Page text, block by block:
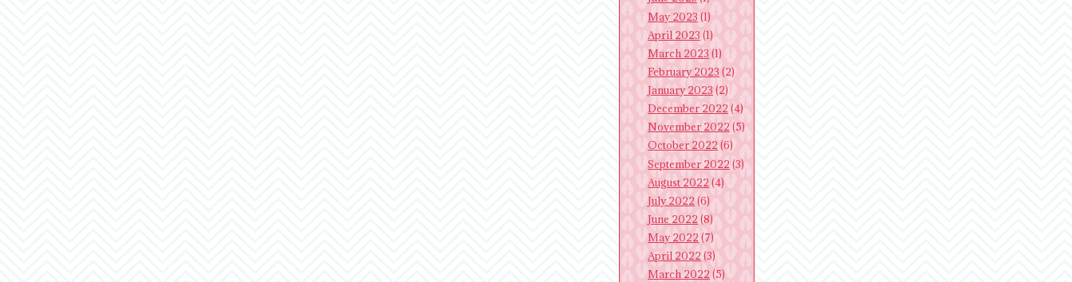
May 2023 (1)
April 2023 (1)
March 2023 (1)
February 2023 (2)
January 2023 (2)
December 2022 (4)
November 2022 (5)
October 2022 (6)
September 2022 (3)
August 2022 (4)
July 2022 (6)
June 2022(8)
May 2022 (7)
April 2022 (3)
March 2022 (5)